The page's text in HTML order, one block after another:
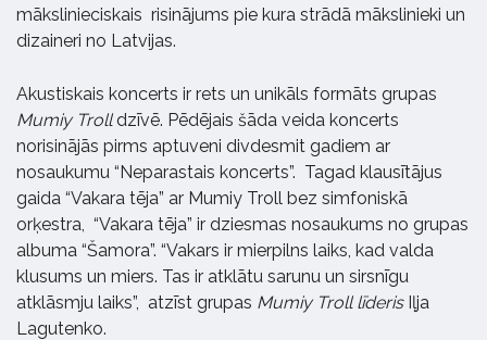
mākslinieciskais risinājums pie kura strādā mākslinieki un
dizaineri no Latvijas.
Akustiskais koncerts ir rets un unikāls formāts grupas
Mumiy Trolldzīvē. Pēdējais šāda veida koncerts
norisinājās pirms aptuveni divdesmit gadiem ar
nosaukumu “Neparastais koncerts”. Tagad klausītājus
gaida “Vakara tēja” ar Mumiy Troll bez simfoniskā
orķestra, “Vakara tēja” ir dziesmas nosaukums no grupas
albuma “Šamora”. “Vakars ir mierpilns laiks, kad valda
klusums un miers. Tas ir atklātu sarunu un sirsnīgu
atklāsmju laiks”, atzīst grupas Mumiy Troll līderisIļja
Lagutenko.